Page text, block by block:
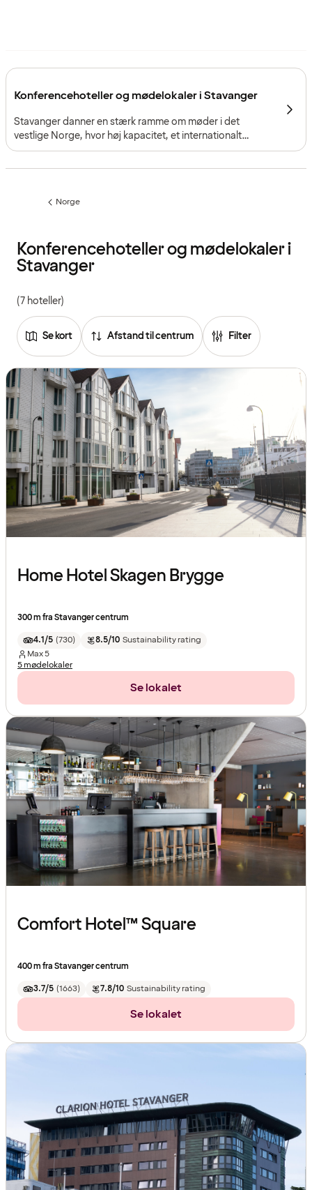
Konferencehoteller og mødelokaler i Stavanger
Stavanger danner en stærk ramme om møder i det
vestlige Norge, hvor høj kapacitet, et internationalt
erhvervsmiljø og nem adgang via lufthavnen giver gode
Forrige
Norge
Konferencehoteller og mødelokaler i
Stavanger
(7 hoteller)
Se kort Afstand til centrum Filter
Home Hotel Skagen Brygge
300 m fra Stavanger centrum
4.1/5 (730) 8.5/10 Sustainability rating
Max5
5 mødelokaler
Se lokalet
Comfort Hotel™ Square
400 m fra Stavanger centrum
3.7/5 (1663) 7.8/10 Sustainability rating
Se lokalet